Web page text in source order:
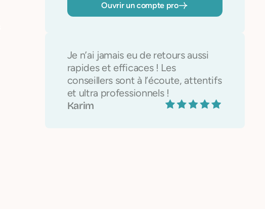
Ouvrir un compte pro
Je n’ai jamais eu de retours aussi
rapides et efficaces ! Les
conseillers sont à l’écoute, attentifs
et ultra professionnels !
Karim